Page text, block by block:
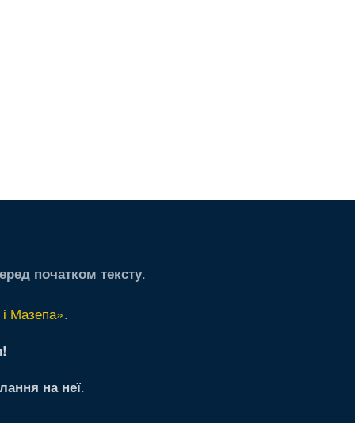
початком тексту.
Мазепа».
на неї.